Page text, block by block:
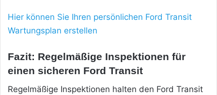
Hier können Sie Ihren persönlichen Ford Transit
Wartungsplan erstellen
Fazit: Regelmäßige Inspektionen für
einen sicheren Ford Transit
Regelmäßige Inspektionen halten den Ford Transit